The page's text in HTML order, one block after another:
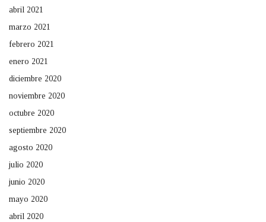
abril 2021
marzo 2021
febrero 2021
enero 2021
diciembre 2020
noviembre 2020
octubre 2020
septiembre 2020
agosto 2020
julio 2020
junio 2020
mayo 2020
abril 2020